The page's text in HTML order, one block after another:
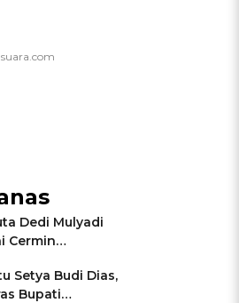
Dedi Mulyadi
Cermin
Keamanan
Setya Budi Dias,
Bupati